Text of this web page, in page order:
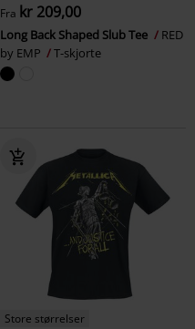
Fra kr 209,00
Long Back Shaped Slub Tee
RED
by EMP
T-skjorte
Store størrelser